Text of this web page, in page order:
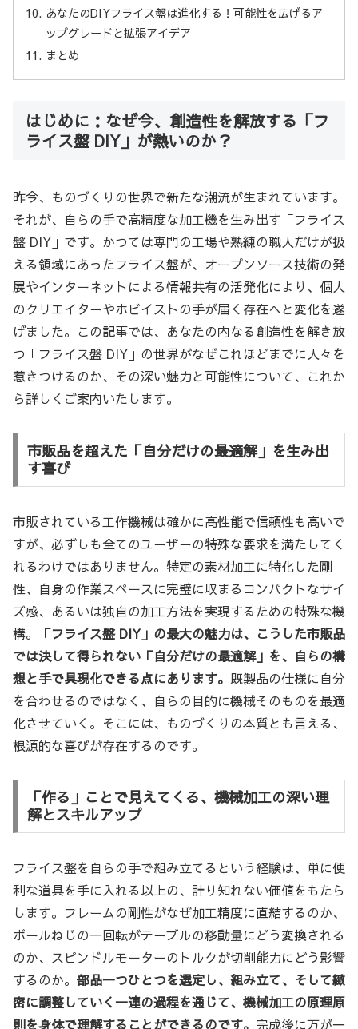
あなたのDIYフライス盤は進化する！可能性を広げるア
ップグレードと拡張アイデア
まとめ
はじめに：なぜ今、創造性を解放する「フ
ライス盤 DIY」が熱いのか？
昨今、ものづくりの世界で新たな潮流が生まれています。
それが、自らの手で高精度な加工機を生み出す「フライス
盤 DIY」です。かつては専門の工場や熟練の職人だけが扱
える領域にあったフライス盤が、オープンソース技術の発
展やインターネットによる情報共有の活発化により、個人
のクリエイターやホビイストの手が届く存在へと変化を遂
げました。この記事では、あなたの内なる創造性を解き放
つ「フライス盤 DIY」の世界がなぜこれほどまでに人々を
惹きつけるのか、その深い魅力と可能性について、これか
ら詳しくご案内いたします。
市販品を超えた「自分だけの最適解」を生み出
す喜び
市販されている工作機械は確かに高性能で信頼性も高いで
すが、必ずしも全てのユーザーの特殊な要求を満たしてく
れるわけではありません。特定の素材加工に特化した剛
性、自身の作業スペースに完璧に収まるコンパクトなサイ
ズ感、あるいは独自の加工方法を実現するための特殊な機
構。
「フライス盤 DIY」の最大の魅力は、こうした市販品
では決して得られない「自分だけの最適解」を、自らの構
想と手で具現化できる点にあります。 既製品の仕様に自分
を合わせるのではなく、自らの目的に機械そのものを最適
化させていく。そこには、ものづくりの本質とも言える、
根源的な喜びが存在するのです。
「作る」ことで見えてくる、機械加工の深い理
解とスキルアップ
フライス盤を自らの手で組み立てるという経験は、単に便
利な道具を手に入れる以上の、計り知れない価値をもたら
します。フレームの剛性がなぜ加工精度に直結するのか、
ボールねじの一回転がテーブルの移動量にどう変換される
のか、スピンドルモーターのトルクが切削能力にどう影響
するのか。 部品一つひとつを選定し、組み立て、そして緻
密に調整していく一連の過程を通じて、機械加工の原理原
則を身体で理解することができるのです。 完成後に万が一